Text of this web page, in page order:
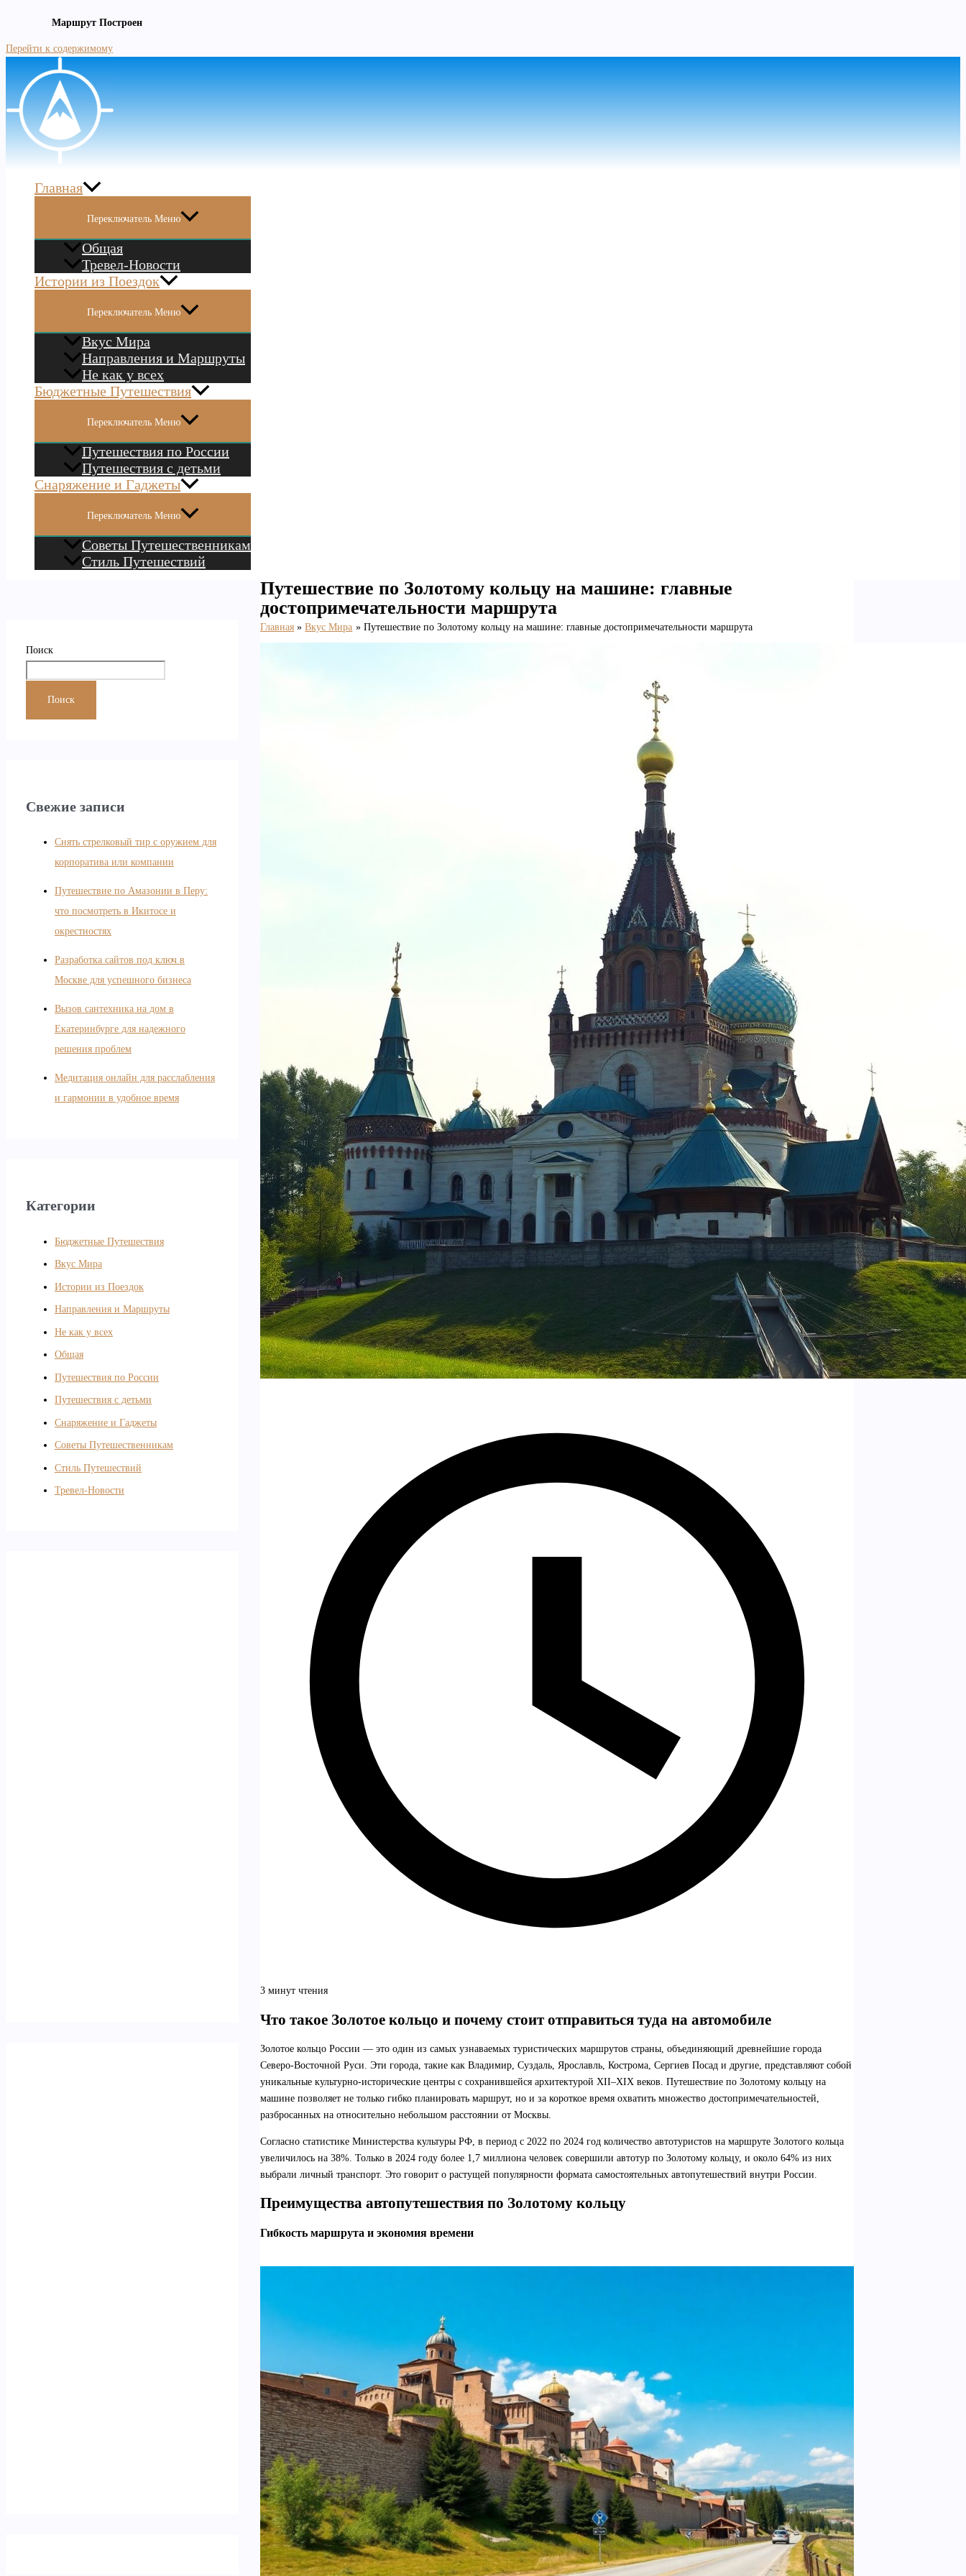
Маршрут Построен
Перейти к содержимому
Главная
Переключатель Меню
Общая
Тревел-Новости
Истории из Поездок
Переключатель Меню
Вкус Мира
Направления и Маршруты
Не как у всех
Бюджетные Путешествия
Переключатель Меню
Путешествия по России
Путешествия с детьми
Снаряжение и Гаджеты
Переключатель Меню
Советы Путешественникам
Стиль Путешествий
Поиск
Поиск
Свежие записи
Снять стрелковый тир с оружием для
корпоратива или компании
Путешествие по Амазонии в Перу:
что посмотреть в Икитосе и
окрестностях
Разработка сайтов под ключ в
Москве для успешного бизнеса
Вызов сантехника на дом в
Екатеринбурге для надежного
решения проблем
Медитация онлайн для расслабления
и гармонии в удобное время
Категории
Бюджетные Путешествия
Вкус Мира
Истории из Поездок
Направления и Маршруты
Не как у всех
Общая
Путешествия по России
Путешествия с детьми
Снаряжение и Гаджеты
Советы Путешественникам
Стиль Путешествий
Тревел-Новости
Путешествие по Золотому кольцу на машине: главные
достопримечательности маршрута
Главная Вкус Мира Путешествие по Золотому кольцу на машине: главные достопримечательности маршрута
3 минут чтения
Что такое Золотое кольцо и почему стоит отправиться туда на автомобиле
Золотое кольцо России — это один из самых узнаваемых туристических маршрутов страны, объединяющий древнейшие города
Северо-Восточной Руси. Эти города, такие как Владимир, Суздаль, Ярославль, Кострома, Сергиев Посад и другие, представляют собой
уникальные культурно-исторические центры с сохранившейся архитектурой XII–XIX веков. Путешествие по Золотому кольцу на
машине позволяет не только гибко планировать маршрут, но и за короткое время охватить множество достопримечательностей,
разбросанных на относительно небольшом расстоянии от Москвы.
Согласно статистике Министерства культуры РФ, в период с 2022 по 2024 год количество автотуристов на маршруте Золотого кольца
увеличилось на 38%. Только в 2024 году более 1,7 миллиона человек совершили автотур по Золотому кольцу, и около 64% из них
выбрали личный транспорт. Это говорит о растущей популярности формата самостоятельных автопутешествий внутри России.
Преимущества автопутешествия по Золотому кольцу
Гибкость маршрута и экономия времени